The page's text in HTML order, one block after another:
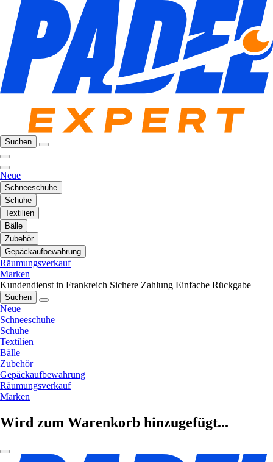
Suchen
Neue
Schneeschuhe
Schuhe
Textilien
Bälle
Zubehör
Gepäckaufbewahrung
Räumungsverkauf
Marken
Kundendienst in Frankreich Sichere Zahlung Einfache Rückgabe
Suchen
Neue
Schneeschuhe
Schuhe
Textilien
Bälle
Zubehör
Gepäckaufbewahrung
Räumungsverkauf
Marken
Wird zum Warenkorb hinzugefügt...